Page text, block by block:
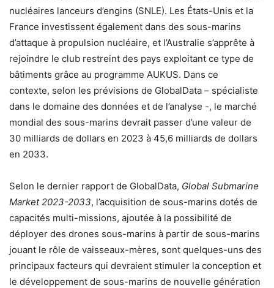
nucléaires lanceurs d’engins (SNLE). Les États-Unis et la
France investissent également dans des sous-marins
d’attaque à propulsion nucléaire, et l’Australie s’apprête à
rejoindre le club restreint des pays exploitant ce type de
bâtiments grâce au programme AUKUS. Dans ce
contexte, selon les prévisions de GlobalData – spécialiste
dans le domaine des données et de l’analyse -, le marché
mondial des sous-marins devrait passer d’une valeur de
30 milliards de dollars en 2023 à 45,6 milliards de dollars
en 2033.
Selon le dernier rapport de GlobalData, Global Submarine
Market 2023-2033, l’acquisition de sous-marins dotés de
capacités multi-missions, ajoutée à la possibilité de
déployer des drones sous-marins à partir de sous-marins
jouant le rôle de vaisseaux-mères, sont quelques-uns des
principaux facteurs qui devraient stimuler la conception et
le développement de sous-marins de nouvelle génération